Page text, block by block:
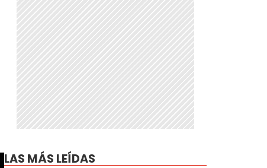
LAS MÁS LEÍDAS